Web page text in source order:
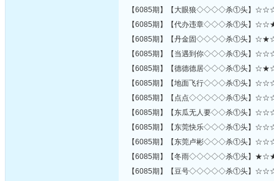
【6085期】【大眼狼◇◇◇◇杀
【6085期】【代办违章◇◇◇杀
【6085期】【丹金固◇◇◇◇杀
【6085期】【当遇到你◇◇◇杀
【6085期】【德德德居◇◇◇杀
【6085期】【地面飞行◇◇◇杀
【6085期】【点点◇◇◇◇◇杀①
【6085期】【东瓜无人要◇◇
【6085期】【东莞快乐◇◇◇杀
【6085期】【东莞卢彬◇◇◇杀
【6085期】【冬雨◇◇◇◇◇杀①
【6085期】【豆号◇◇◇◇◇杀①